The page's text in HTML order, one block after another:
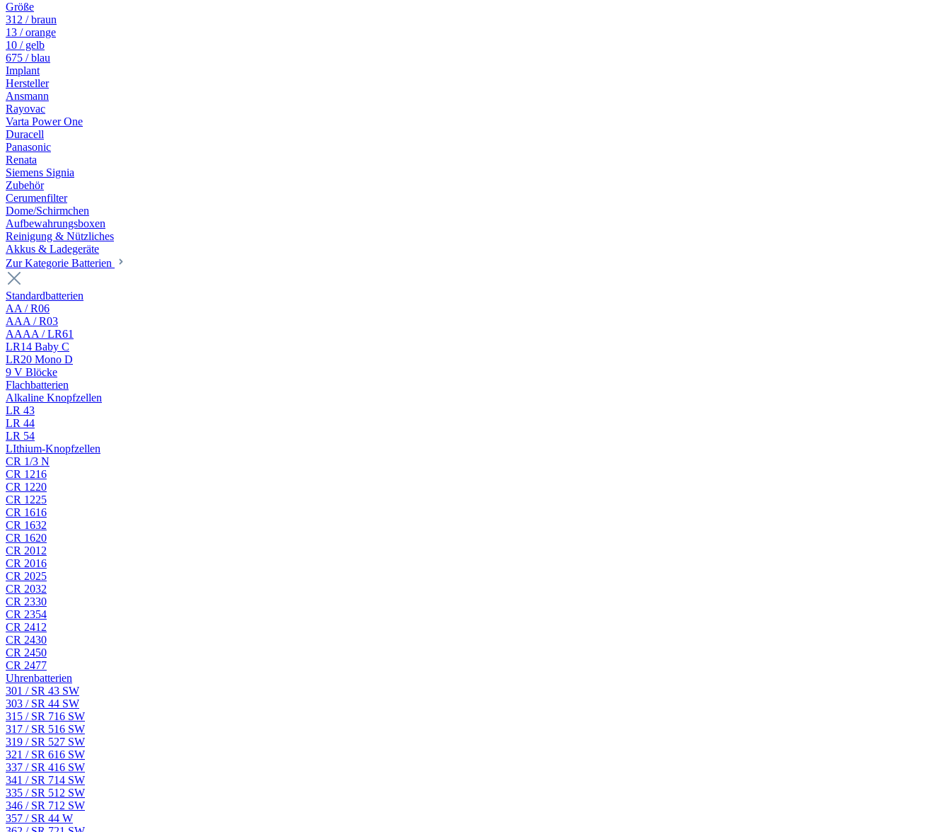
Größe
312 / braun
13 / orange
10 / gelb
675 / blau
Implant
Hersteller
Ansmann
Rayovac
Varta Power One
Duracell
Panasonic
Renata
Siemens Signia
Zubehör
Cerumenfilter
Dome/Schirmchen
Aufbewahrungsboxen
Reinigung & Nützliches
Akkus & Ladegeräte
Zur Kategorie Batterien
Standardbatterien
AA / R06
AAA / R03
AAAA / LR61
LR14 Baby C
LR20 Mono D
9 V Blöcke
Flachbatterien
Alkaline Knopfzellen
LR 43
LR 44
LR 54
LIthium-Knopfzellen
CR 1/3 N
CR 1216
CR 1220
CR 1225
CR 1616
CR 1632
CR 1620
CR 2012
CR 2016
CR 2025
CR 2032
CR 2330
CR 2354
CR 2412
CR 2430
CR 2450
CR 2477
Uhrenbatterien
301 / SR 43 SW
303 / SR 44 SW
315 / SR 716 SW
317 / SR 516 SW
319 / SR 527 SW
321 / SR 616 SW
337 / SR 416 SW
341 / SR 714 SW
335 / SR 512 SW
346 / SR 712 SW
357 / SR 44 W